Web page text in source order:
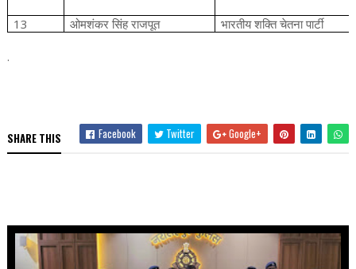
13 ओमशंकर सिंह राजपूत भारतीय शक्ति चेतना पार्टी
.
SHARE THIS Facebook Twitter Google+